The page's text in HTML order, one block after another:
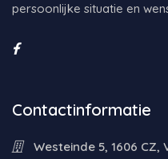
persoonlijke situatie en
Contactinformatie
Westeinde 5, 1606 CZ,